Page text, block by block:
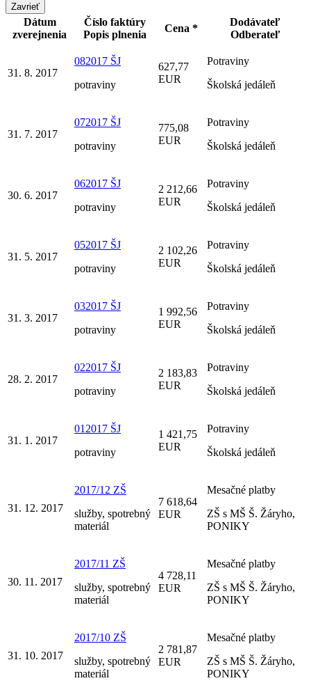
Zavrieť
Dátum
zverejnenia
Číslo faktúry
Popis plnenia
Cena *
Dodávateľ
Odberateľ
31. 8. 2017
082017 ŠJ
potraviny
627,77
EUR
Potraviny
Školská jedáleň
31. 7. 2017
072017 ŠJ
potraviny
775,08
EUR
Potraviny
Školská jedáleň
30. 6. 2017
062017 ŠJ
potraviny
2 212,66
EUR
Potraviny
Školská jedáleň
31. 5. 2017
052017 ŠJ
potraviny
2 102,26
EUR
Potraviny
Školská jedáleň
31. 3. 2017
032017 ŠJ
potraviny
1 992,56
EUR
Potraviny
Školská jedáleň
28. 2. 2017
022017 ŠJ
potraviny
2 183,83
EUR
Potraviny
Školská jedáleň
31. 1. 2017
012017 ŠJ
potraviny
1 421,75
EUR
Potraviny
Školská jedáleň
31. 12. 2017
2017/12 ZŠ
služby, spotrebný
materiál
7 618,64
EUR
Mesačné platby
ZŠ s MŠ Š. Žáryho,
PONIKY
30. 11. 2017
2017/11 ZŠ
služby, spotrebný
materiál
4 728,11
EUR
Mesačné platby
ZŠ s MŠ Š. Žáryho,
PONIKY
31. 10. 2017
2017/10 ZŠ
služby, spotrebný
materiál
2 781,87
EUR
Mesačné platby
ZŠ s MŠ Š. Žáryho,
PONIKY